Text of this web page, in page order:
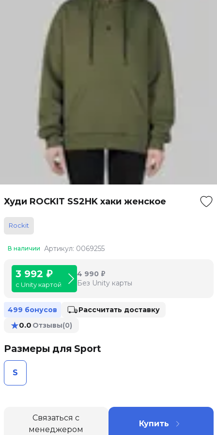
Худи ROCKIT SS2HK хаки женское
Rockit
В наличии Артикул: 0069255
3 992 ₽
с Unity картой
4 990 ₽
Без Unity карты
499 бонусов Рассчитать доставку
★0.0 Отзывы(0)
Размеры для Sport
S
Купить
Связаться с
менеджером